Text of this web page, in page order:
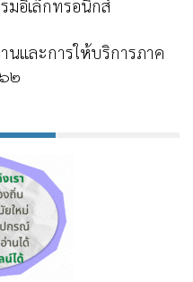
มอิเล็กทรอนิกส์
และการให้บริการภาค
๒